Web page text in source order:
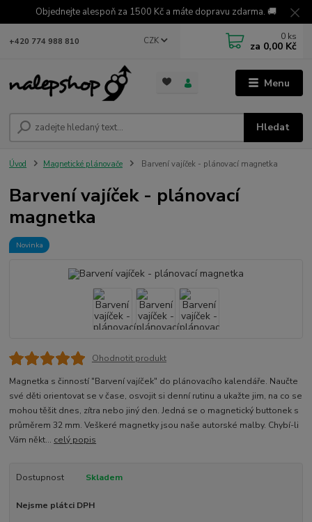
Objednejte alespoň za 1500 Kč a máte dopravu zdarma. 🚚
Menu
CZK
Hledat
+420 774 988 810 0 ks
za 0,00 Kč
Úvod Magnetické plánovače Barvení vajíček - plánovací magnetka
Barvení vajíček - plánovací
magnetka
Novinka
Ohodnotit produkt
Magnetka s činností "Barvení vajíček" do plánovacího kalendáře. Naučte
své děti orientovat se v čase, osvojit si denní rutinu a ukažte jim, na co se
mohou těšit dnes, zítra nebo jiný den. Jedná se o magnetický buttonek s
průměrem 32 mm. Veškeré magnetky jsou naše autorské malby. Chybí-li
Vám někt... celý popis
Dostupnost Skladem
Nejsme plátci DPH